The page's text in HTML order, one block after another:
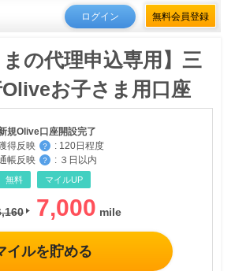
ログイン 無料会員登録
まの代理申込専用】三
お子さま用口座
規Olive口座開設完了
得反映
？ : 120日程度
帳反映
？ : ３日以内
無料 マイルUP
7,000
イルを貯める